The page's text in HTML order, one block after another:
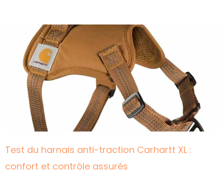
Test du harnais anti-traction Carhartt XL :
confort et contrôle assurés